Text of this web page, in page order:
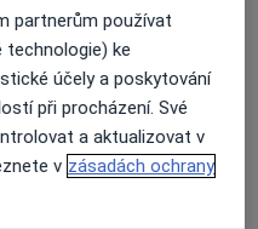
partnerům používat
technologie) ke
účely a poskytování
při procházení. Své
a aktualizovat v
v zásadách ochrany